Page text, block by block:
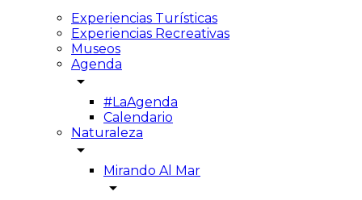
Experiencias Turísticas
Experiencias Recreativas
Museos
Agenda
arrow_drop_down
#LaAgenda
Calendario
Naturaleza
arrow_drop_down
Mirando Al Mar
arrow_drop_down